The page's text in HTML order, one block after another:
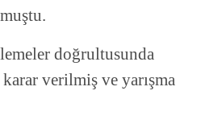
doğrultusunda
karar verilmiş ve yarışma